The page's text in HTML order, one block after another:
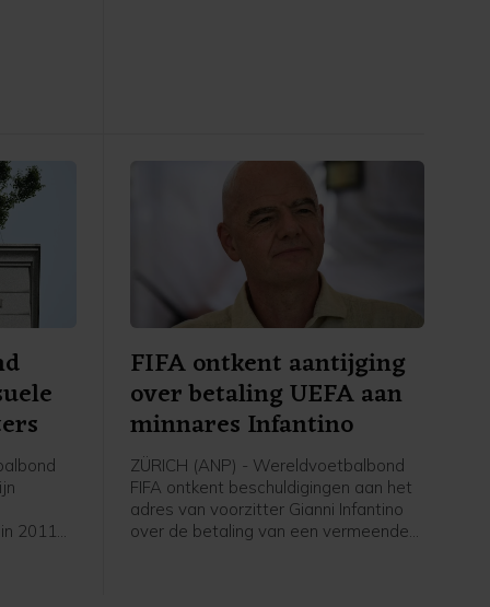
2011
FIFA ontkent aantijging
over betaling UEFA aan
minnares Infantino
ZÜRICH (ANP) - Wereldvoetbalbond
FIFA ontkent beschuldigingen aan het
adres van voorzitter Gianni Infantino
over de betaling van een vermeende